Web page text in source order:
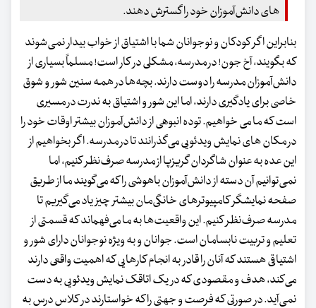
های دانش‌آموزان خود را گسترش دهند.
بنابراین اگر کودکان و نوجوانان شما با اشتیاق از خواب بیدار نمی‌شوند
که بگویند، آخ جون! در مدرسه، مشکلی در کار است! مسلماً بسیاری از
دانش‌آموزان مدرسه را دوست دارند. بچه‌ها در همه‌ سنین شور و شوق
خاصی برای یادگیری دارند، اما این شور و اشتیاق به ندرت در مسیری
است که ما می‌ خواهیم. توده‌ انبوهی از دانش‌آموزان بیشتر اوقات خود را
در مکان های نمایش ویدئویی می‌گذرانند تا در مدرسه. اگر بخواهیم از
این عده به عنوان شاگردان گریزپا از مدرسه صرف‌نظر کنیم، اما
نمی‌توانیم آن دسته از دانش‌آموزان باهوشی را که می‌گویند ما از طریق
صفحه‌ نمایشگر کامپیوترهای خانگی‌مان بیشتر چیز یاد می‌گیریم تا
مدرسه صرف‌نظر کنیم. این واقعیت‌ها به ما می‌فهماند که قسمتی از
تعلیم و تربیت نابسامان است. جوانان و به ویژه نوجوانان دارای شور و
اشتیاقی هستند که آنان را قادر به انجام کارهایی که اهمیت واقعی دارند
می‌کند، هدف و مقصودی که در یک اتاقک نمایش ویدئویی به دست
نمی‌آید. در صورتی که فرصت و جهتی را که خواستارند در کلاس درس به